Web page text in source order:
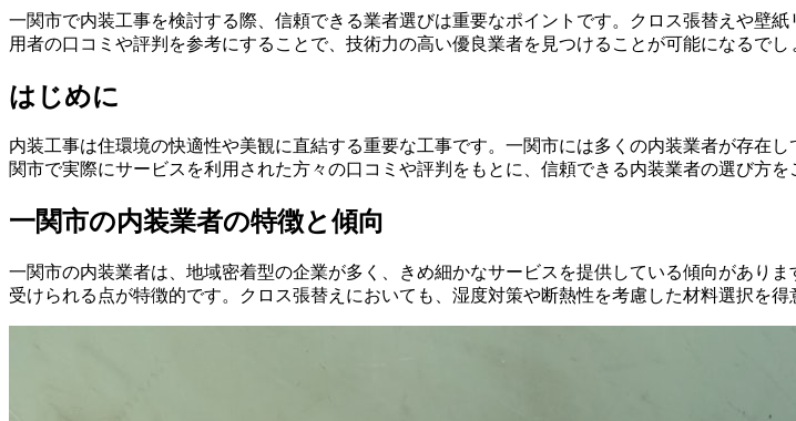
一関市で内装工事を検討する際、信頼できる業者選びは重要なポイントです。クロス張替えや壁
用者の口コミや評判を参考にすることで、技術力の高い優良業者を見つけることが可能になるでし
はじめに
内装工事は住環境の快適性や美観に直結する重要な工事です。一関市には多くの内装業者が存在
関市で実際にサービスを利用された方々の口コミや評判をもとに、信頼できる内装業者の選び方を
一関市の内装業者の特徴と傾向
一関市の内装業者は、地域密着型の企業が多く、きめ細かなサービスを提供している傾向があり
受けられる点が特徴的です。クロス張替えにおいても、湿度対策や断熱性を考慮した材料選択を得